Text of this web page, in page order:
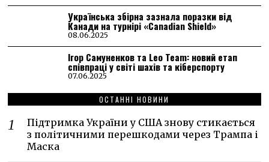
Українська збірна зазнала поразки від
Канади на турнірі «Canadian Shield»
08.06.2025
Ігор Самуненков та Leo Team: новий етап
співпраці у світі шахів та кіберспорту
07.06.2025
ОСТАННІ НОВИНИ
Підтримка України у США знову стикається
з політичними перешкодами через Трампа і
Маска